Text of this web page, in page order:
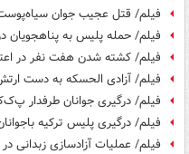
فیلم/ قتل عجیب جوان
فیلم/ حمله پلیس به پناهجویان
فیلم/ کشته شدن هفت نفر در
فیلم/ آزادی الحسکه به دست
فیلم/ درگیری جوانان طرفدار
فیلم/ درگیری پلیس ترکیه
فیلم/ عملیات آزادسازی زبدانی